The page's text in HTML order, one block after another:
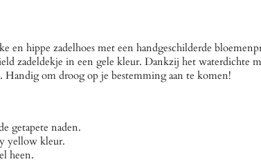
en hippe zadelhoes met een handgeschilderde
zadeldekje in een gele kleur. Dankzij het
om droog op je bestemming aan te komen!
getapete naden.
yellow kleur.
heen.